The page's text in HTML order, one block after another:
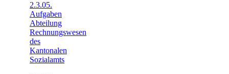
2.3.05.
Aufgaben
Abteilung
Rechnungswesen
des
Kantonalen
Sozialamts